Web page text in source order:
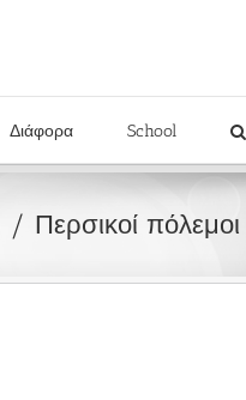
Διάφορα School
Περσικοί πόλεμοι